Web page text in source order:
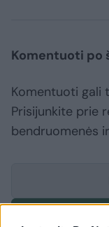
Komentuoti po
Komentuoti gali
Prisijunkite prie
bendruomenės